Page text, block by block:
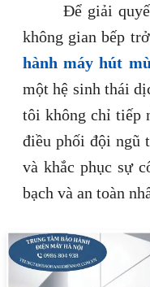
Để giải
không gian bếp
hành máy hút
một hệ sinh thái
tôi không chỉ tiếp
điều phối đội ngũ
và khắc phục sự
bạch và an toàn